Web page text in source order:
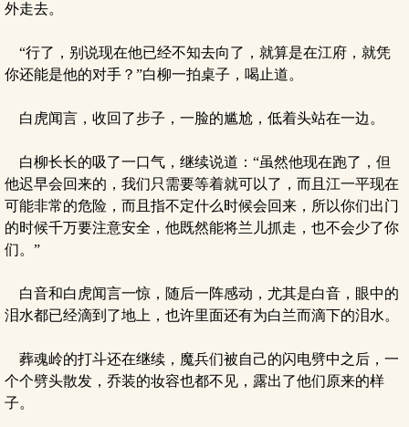
外走去。
“行了，别说现在他已经不知去向了，就算是在江府，就凭
你还能是他的对手？”白柳一拍桌子，喝止道。
白虎闻言，收回了步子，一脸的尴尬，低着头站在一边。
白柳长长的吸了一口气，继续说道：“虽然他现在跑了，但
他迟早会回来的，我们只需要等着就可以了，而且江一平现在
可能非常的危险，而且指不定什么时候会回来，所以你们出门
的时候千万要注意安全，他既然能将兰儿抓走，也不会少了你
们。”
白音和白虎闻言一惊，随后一阵感动，尤其是白音，眼中的
泪水都已经滴到了地上，也许里面还有为白兰而滴下的泪水。
葬魂岭的打斗还在继续，魔兵们被自己的闪电劈中之后，一
个个劈头散发，乔装的妆容也都不见，露出了他们原来的样
子。